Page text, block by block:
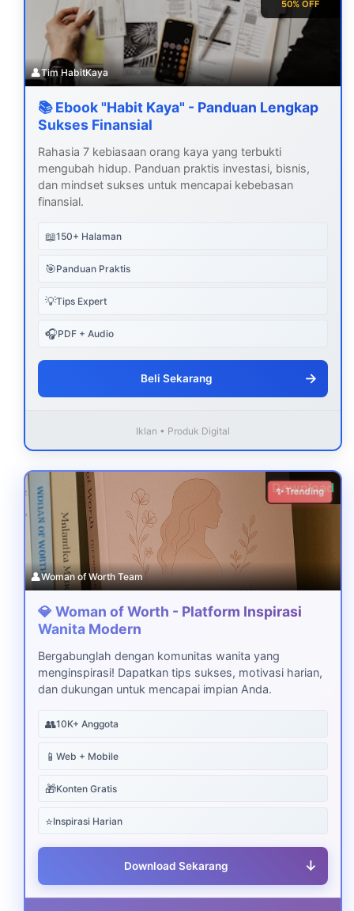
50% OFF
👤Tim HabitKaya
📚 Ebook "Habit Kaya" - Panduan Lengkap
Sukses Finansial
Rahasia 7 kebiasaan orang kaya yang terbukti
mengubah hidup. Panduan praktis investasi, bisnis,
dan mindset sukses untuk mencapai kebebasan
finansial.
📖150+ Halaman
🎯Panduan Praktis
💡Tips Expert
🎧PDF + Audio
Beli Sekarang →
Iklan • Produk Digital
Download
✨ Trending
👤Woman of Worth Team
💎 Woman of Worth - Platform Inspirasi
Wanita Modern
Bergabunglah dengan komunitas wanita yang
menginspirasi! Dapatkan tips sukses, motivasi harian,
dan dukungan untuk mencapai impian Anda.
👥10K+ Anggota
📱 Web + Mobile
🎁Konten Gratis
⭐Inspirasi Harian
Download Sekarang ↓